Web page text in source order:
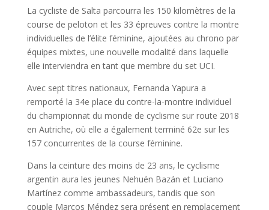
La cycliste de Salta parcourra les 150 kilomètres de la
course de peloton et les 33 épreuves contre la montre
individuelles de l’élite féminine, ajoutées au chrono par
équipes mixtes, une nouvelle modalité dans laquelle
elle interviendra en tant que membre du set UCI.
Avec sept titres nationaux, Fernanda Yapura a
remporté la 34e place du contre-la-montre individuel
du championnat du monde de cyclisme sur route 2018
en Autriche, où elle a également terminé 62e sur les
157 concurrentes de la course féminine.
Dans la ceinture des moins de 23 ans, le cyclisme
argentin aura les jeunes Nehuén Bazán et Luciano
Martínez comme ambassadeurs, tandis que son
couple Marcos Méndez sera présent en remplacement